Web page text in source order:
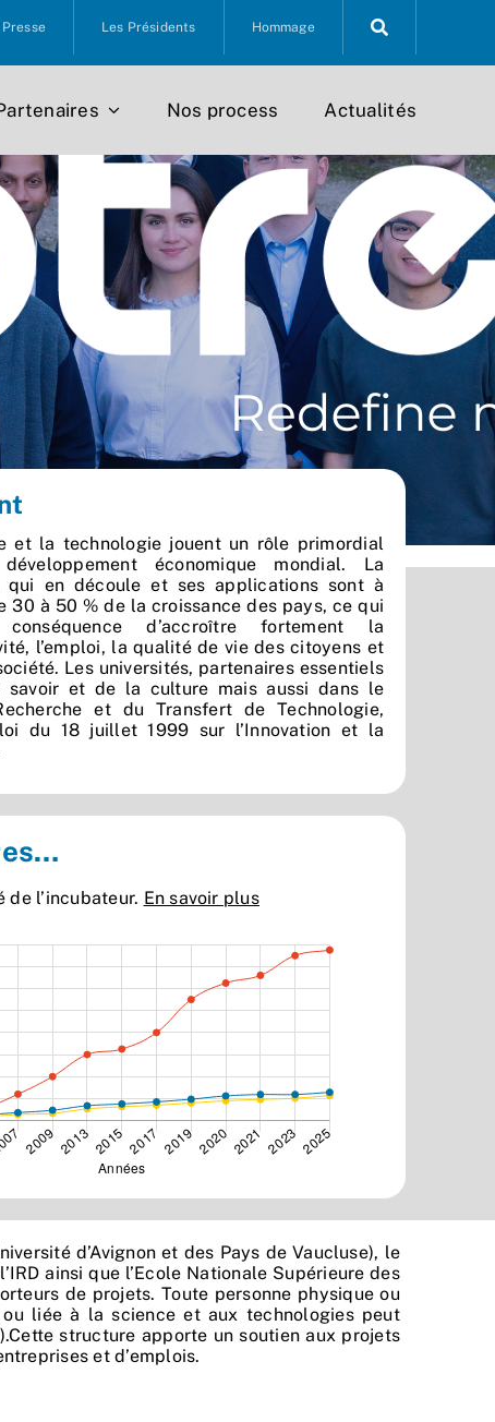
Presse Les Présidents Hommage
Nos process Actualités
et la technologie jouent un rôle primordial
économique mondial. La
qui en découle et ses applications sont à
30 à 50 % de la croissance des pays, ce qui
d’accroître fortement la
l’emploi, la qualité de vie des citoyens et
Les universités, partenaires essentiels
savoir et de la culture mais aussi dans le
et du Transfert de Technologie,
du 18 juillet 1999 sur l’Innovation et la
l’incubateur. En savoir plus
d’Avignon et des Pays de Vaucluse), le
ainsi que l’Ecole Nationale Supérieure des
de projets. Toute personne physique ou
liée à la science et aux technologies peut
structure apporte un soutien aux projets
et d’emplois.